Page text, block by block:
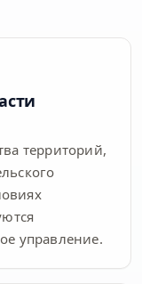
территорий,
управление.